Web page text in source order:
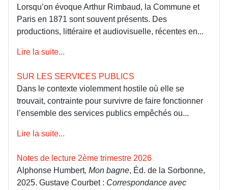
Lorsqu’on évoque Arthur Rimbaud, la Commune et
Paris en 1871 sont souvent présents. Des
productions, littéraire et audiovisuelle, récentes en...
Lire la suite...
SUR LES SERVICES PUBLICS
Dans le contexte violemment hostile où elle se
trouvait, contrainte pour survivre de faire fonctionner
l’ensemble des services publics empêchés ou...
Lire la suite...
Notes de lecture 2ème trimestre 2026
Alphonse Humbert, Mon bagne, Éd. de la Sorbonne,
2025. Gustave Courbet : Correspondance avec